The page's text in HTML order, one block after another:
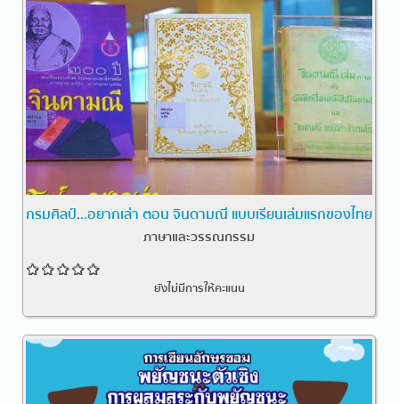
กรมศิลป์...อยากเล่า ตอน จินดามณี แบบเรียนเล่มแรกของไทย
ภาษาและวรรณกรรม
ยังไม่มีการให้คะแนน